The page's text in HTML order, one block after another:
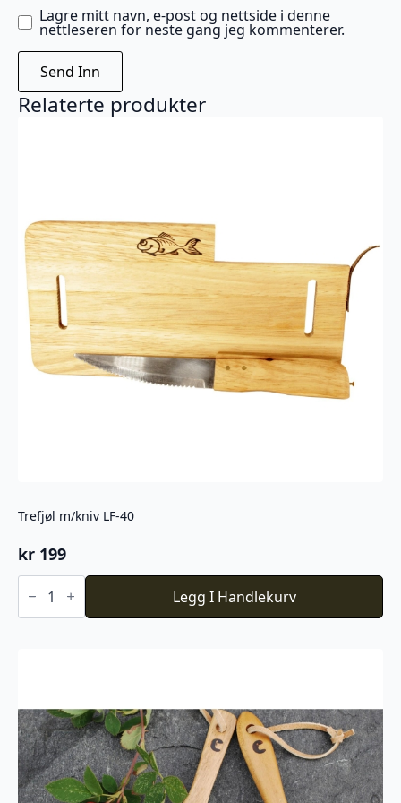
Lagre mitt navn, e-post og nettside i denne
nettleseren for neste gang jeg kommenterer.
Relaterte produkter
Trefjøl m/kniv LF-40
kr 199
Trefjøl
m/kniv
40
Legg I Handlekurv